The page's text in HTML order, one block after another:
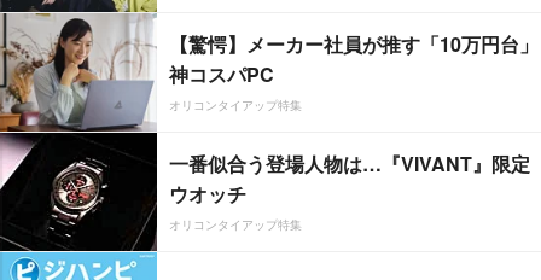
【驚愕】メーカー社員が推す「10万円台」
神コスパPC
オリコンタイアップ特集
一番似合う登場人物は…『VIVANT』限定
ウオッチ
オリコンタイアップ特集